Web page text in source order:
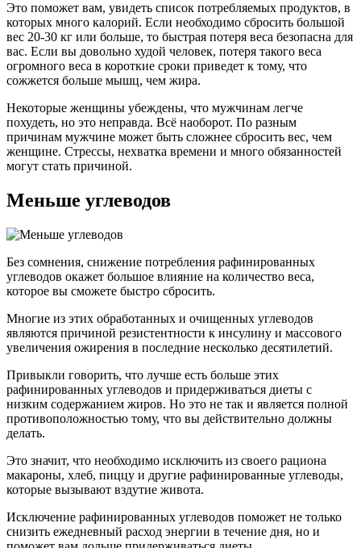
Это поможет вам, увидеть список потребляемых продуктов, в
которых много калорий. Если необходимо сбросить большой
вес 20-30 кг или больше, то быстрая потеря веса безопасна для
вас. Если вы довольно худой человек, потеря такого веса
огромного веса в короткие сроки приведет к тому, что
сожжется больше мышц, чем жира.
Некоторые женщины убеждены, что мужчинам легче
похудеть, но это неправда. Всё наоборот. По разным
причинам мужчине может быть сложнее сбросить вес, чем
женщине. Стрессы, нехватка времени и много обязанностей
могут стать причиной.
Меньше углеводов
Без сомнения, снижение потребления рафинированных
углеводов окажет большое влияние на количество веса,
которое вы сможете быстро сбросить.
Многие из этих обработанных и очищенных углеводов
являются причиной резистентности к инсулину и массового
увеличения ожирения в последние несколько десятилетий.
Привыкли говорить, что лучше есть больше этих
рафинированных углеводов и придерживаться диеты с
низким содержанием жиров. Но это не так и является полной
противоположностью тому, что вы действительно должны
делать.
Это значит, что необходимо исключить из своего рациона
макароны, хлеб, пиццу и другие рафинированные углеводы,
которые вызывают вздутие живота.
Исключение рафинированных углеводов поможет не только
снизить ежедневный расход энергии в течение дня, но и